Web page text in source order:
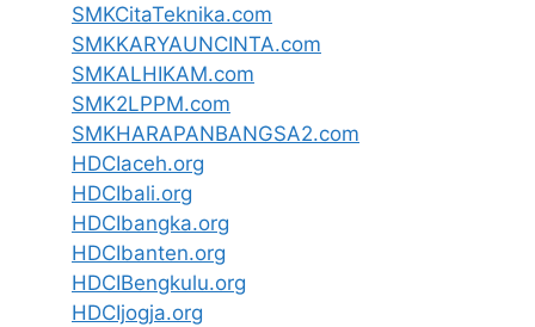
SMKCitaTeknika.com
SMKKARYAUNCINTA.com
SMKALHIKAM.com
SMK2LPPM.com
SMKHARAPANBANGSA2.com
HDCIaceh.org
HDCIbali.org
HDCIbangka.org
HDCIbanten.org
HDCIBengkulu.org
HDCIjogja.org